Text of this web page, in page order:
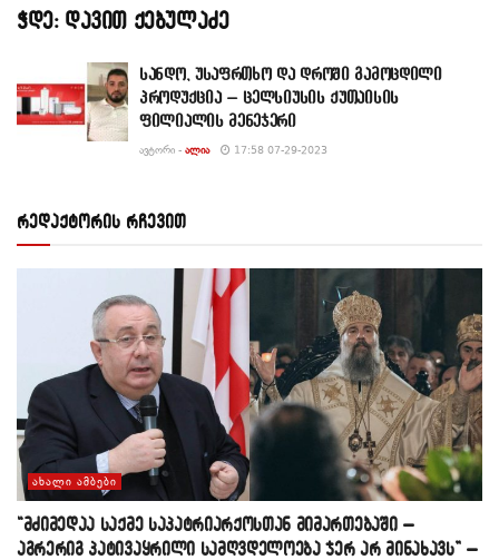
ჭდე: დავით ქებულაძე
სანდო, უსაფრთხო და დროში გამოცდილი
პროდუქცია – ცელსიუსის ქუთაისის
ფილიალის მენეჯერი
ᲐᲕᲢᲝᲠᲘ - ᲐᲚᲘᲐ 17:58 07-29-2023
რედაქტორის რჩევით
ᲐᲮᲐᲚᲘ ᲐᲛᲑᲔᲑᲘ
“მძიმედაა საქმე საპატრიარქოსთან მიმართებაში –
აგრერიგ პატივაყრილი სამღვდელოება ჯერ არ მინახავს” –